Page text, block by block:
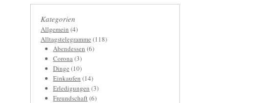
Kategorien
Allgemein (4)
Alltagstelegramme (118)
Abendessen (6)
Corona(3)
Dinge (10)
Einkaufen (14)
Erledigungen (3)
Freundschaft(6)